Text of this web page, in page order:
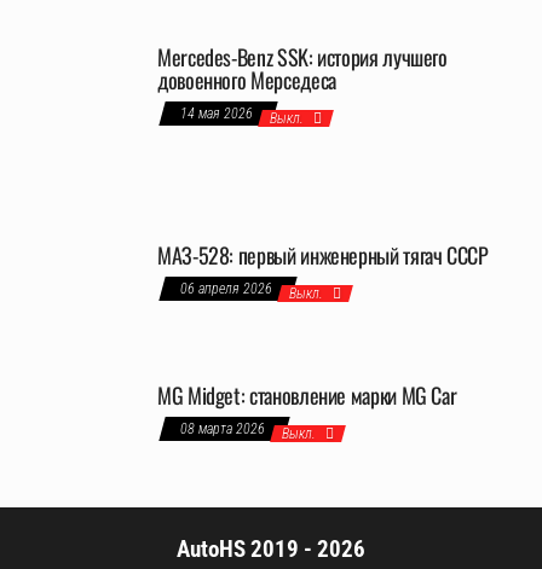
Mercedes-Benz SSK: история лучшего
довоенного Мерседеса
14 мая 2026 Выкл.
МАЗ-528: первый инженерный тягач СССР
06 апреля 2026 Выкл.
MG Midget: становление марки MG Car
08 марта 2026 Выкл.
AutoHS 2019 - 2026